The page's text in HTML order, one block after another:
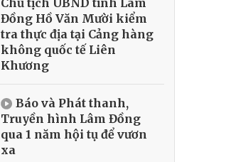
Chủ tịch UBND tỉnh Lâm
Đồng Hồ Văn Mười kiểm
tra thực địa tại Cảng hàng
không quốc tế Liên
Khương
Báo và Phát thanh,
Truyền hình Lâm Đồng
qua 1 năm hội tụ để vươn
xa